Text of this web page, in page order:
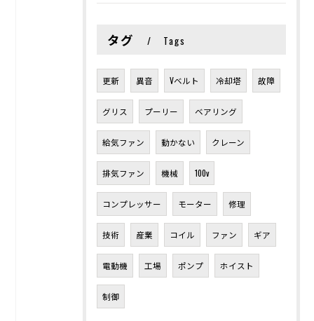
タグ Tags
更新 異音 Vベルト 冷却塔 故障
グリス プーリー ベアリング
給気ファン 動かない クレーン
排気ファン 機械 100v
コンプレッサー モーター 修理
技術 産業 コイル ファン ギア
電動機 工場 ポンプ ホイスト
制御